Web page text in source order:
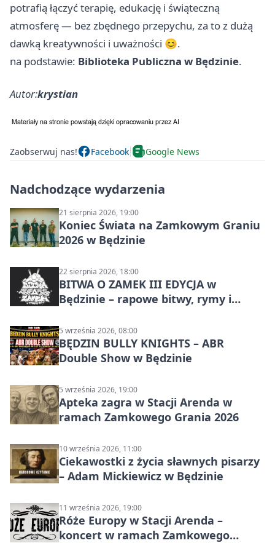
potrafią łączyć terapię, edukację i świąteczną
atmosferę — bez zbędnego przepychu, za to z dużą
dawką kreatywności i uważności 😊.
na podstawie: Biblioteka Publiczna w Będzinie.
Autor:krystian
Zaobserwuj nas! Facebook Google News
Nadchodzące wydarzenia
21 sierpnia 2026, 19:00
Koniec Świata na Zamkowym Graniu
2026 w Będzinie
22 sierpnia 2026, 18:00
BITWA O ZAMEK III EDYCJA w
Będzinie – rapowe bitwy, rymy i
5 września 2026, 08:00
BĘDZIN BULLY KNIGHTS – ABR
Double Show w Będzinie
5 września 2026, 19:00
Apteka zagra w Stacji Arenda w
ramach Zamkowego Grania 2026
10 września 2026, 11:00
Ciekawostki z życia sławnych pisarzy
– Adam Mickiewicz w Będzinie
11 września 2026, 19:00
Róże Europy w Stacji Arenda –
koncert w ramach Zamkowego